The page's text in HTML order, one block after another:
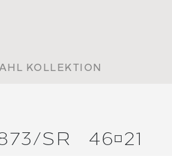
KOLLEKTION
SR 4621